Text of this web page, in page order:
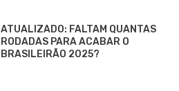
ATUALIZADO: FALTAM QUANTAS
RODADAS PARA ACABAR O
BRASILEIRÃO 2025?